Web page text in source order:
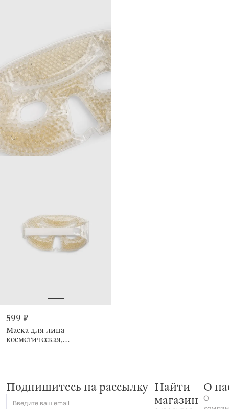
599 ₽
Маска для лица
косметическая,
Подпишитесь на рассылку
Введите ваш email
Найти
магазин
О
О